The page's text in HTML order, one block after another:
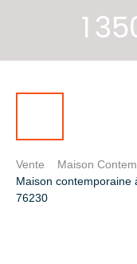
1
Vente Maison
Maison contemporaine
76230